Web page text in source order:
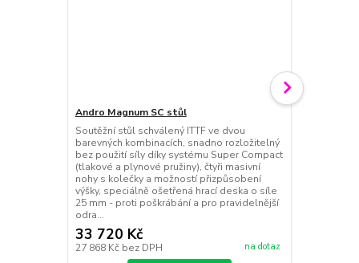
Andro Magnum SC stůl
Soutěžní stůl schválený ITTF ve dvou
barevných kombinacích, snadno rozložitelný
bez použití síly díky systému Super Compact
(tlakové a plynové pružiny), čtyři masivní
nohy s kolečky a možností přizpůsobení
výšky, speciálně ošetřená hrací deska o síle
25 mm - proti poškrábání a pro pravidelnější
odra...
33 720 Kč
27 868 Kč bez DPH na dotaz